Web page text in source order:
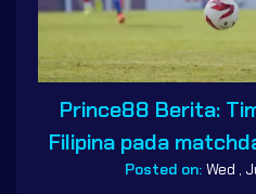
Prince88 Berita:
Filipina pada
Posted on: Wed ,